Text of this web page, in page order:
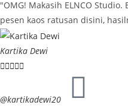
"OMG! Makasih ELNCO
pesen kaos ratusan disini,
Kartika Dewi

@kartikadewi20